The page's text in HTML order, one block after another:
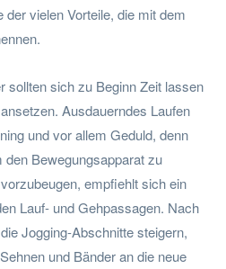
der vielen Vorteile, die mit dem
sollten sich zu Beginn Zeit lassen
Ausdauerndes Laufen
und vor allem Geduld, denn
Bewegungsapparat zu
empfiehlt sich ein
Lauf- und Gehpassagen. Nach
Jogging-Abschnitte steigern,
und Bänder an die neue